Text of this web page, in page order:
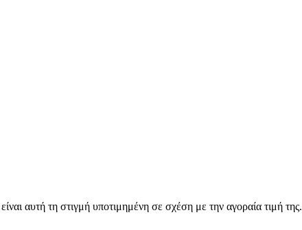
αυτή τη στιγμή υποτιμημένη σε σχέση με την αγοραία τιμή της.